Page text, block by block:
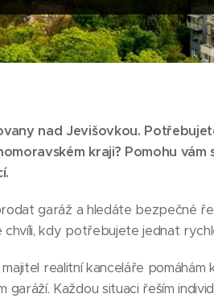
nad Jevišovkou.
kraji? Pomohu
garáž a hledáte bezpečné
chvíli, kdy potřebujete jednat
realitní kanceláře
garáží. Každou situaci řeším